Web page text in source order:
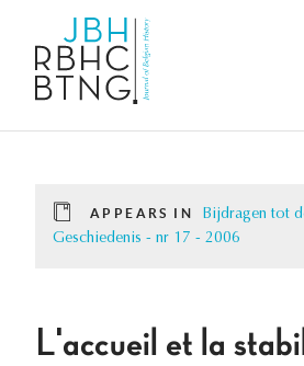
APPEARS IN
Bijdragen tot
Geschiedenis - nr 17 - 2006
L'accueil et la